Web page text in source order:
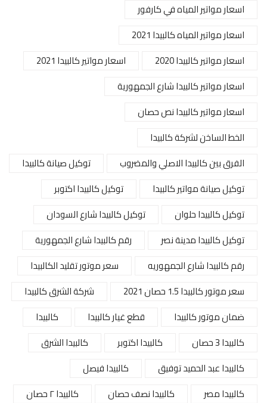
اسعار مواتير المياه في كارفور
اسعار مواتير المياه كالبيدا 2021
اسعار مواتير كالبيدا 2020
اسعار مواتير كالبيدا 2021
اسعار مواتير كالبيدا شارع الجمهورية
اسعار مواتير كالبيدا نص حصان
الخط الساخن لشركة كالبيدا
الفرق بين كالبيدا الاصلي والمضروب
توكيل صيانة كالبيدا
توكيل صيانة مواتير كالبيدا
توكيل كالبيدا اكتوبر
توكيل كالبيدا حلوان
توكيل كالبيدا شارع السودان
توكيل كالبيدا مدينة نصر
رقم كالبيدا شارع الجمهورية
رقم كالبيدا شارع الجمهوريه
سعر موتور تقليد الكالبيدا
سعر موتور كالبيدا 1.5 حصان 2021
شركة الشرق كالبيدا
ضمان موتور كالبيدا
قطع غيار كالبيدا
كالبيدا
كالبيدا 3 حصان
كالبيدا اكتوبر
كالبيدا الشرق
كالبيدا عبد الحميد توفيق
كالبيدا فيصل
كالبيدا مصر
كالبيدا نصف حصان
كالبيدا ٢ حصان